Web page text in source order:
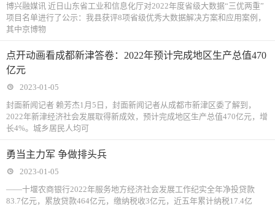
博兴融媒讯 近日山东省工业和信息化厅对2022年度省级大数据“三优两重”
项目名单进行了公示：我县获评8项省级优秀大数据解决方案和应用案例，
其中京博物
点开动画看成都新津答卷：2022年预计完成地区生产总值470
亿元
2023-01-05
封面新闻记者 赖芳杰1月5日，封面新闻记者从成都市新津区委了解到，
2022年新津经济社会发展取得新成效，预计完成地区生产总值470亿元，增
长4%。城乡居民人均可
勇当主力军 争做排头兵
2023-01-05
——十堰农商银行2022年服务地方经济社会发展工作纪实全年净投贷款
83.7亿元，累放贷款464亿元，缴纳税收3亿元，近五年累计纳税17.4亿